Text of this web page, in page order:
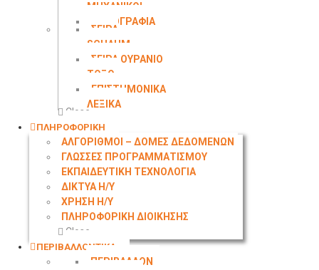
ΜΗΧΑΝΙΚΟΙ
ΤΟΠΟΓΡΑΦΙΑ
ΣΕΙΡΑ
SCHAUM
ΣΕΙΡΑ ΟΥΡΑΝΙΟ
ΤΟΞΟ
ΕΠΙΣΤΗΜΟΝΙΚΑ
ΛΕΞΙΚΑ
Close
ΠΛΗΡΟΦΟΡΙΚΗ
ΑΛΓΟΡΙΘΜΟΙ – ΔΟΜΕΣ ΔΕΔΟΜΕΝΩΝ
ΓΛΩΣΣΕΣ ΠΡΟΓΡΑΜΜΑΤΙΣΜΟΥ
ΕΚΠΑΙΔΕΥΤΙΚΗ ΤΕΧΝΟΛΟΓΙΑ
ΔΙΚΤΥΑ Η/Υ
ΧΡΗΣΗ Η/Υ
ΠΛΗΡΟΦΟΡΙΚΗ ΔΙΟΙΚΗΣΗΣ
Close
ΠΕΡΙΒΑΛΛΟΝΤΙΚΑ
ΠΕΡΙΒΑΛΛΟΝ